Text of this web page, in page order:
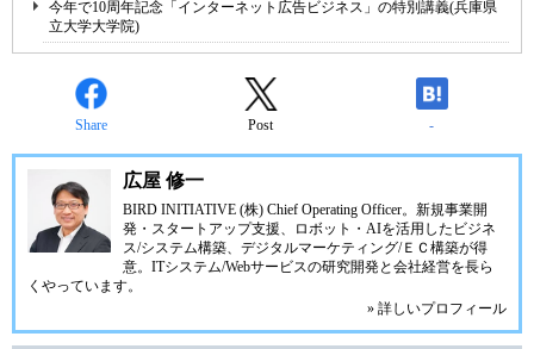
今年で10周年記念「インターネット広告ビジネス」の特別講義(兵庫県
立大学大学院)
Share Post -
広屋 修一
BIRD INITIATIVE (株) Chief Operating Officer。新規事業開
発・スタートアップ支援、ロボット・AIを活用したビジネ
ス/システム構築、デジタルマーケティング/ＥＣ構築が得
意。ITシステム/Webサービスの研究開発と会社経営を長ら
くやっています。
» 詳しいプロフィール